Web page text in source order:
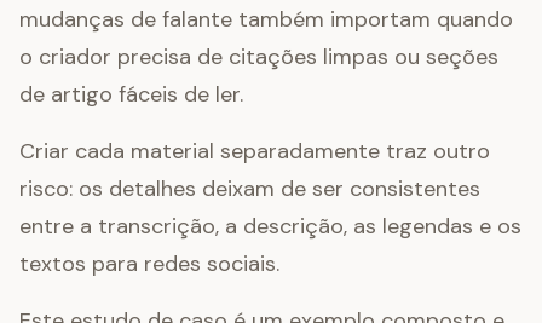
mudanças de falante também importam quando
o criador precisa de citações limpas ou seções
de artigo fáceis de ler.
Criar cada material separadamente traz outro
risco: os detalhes deixam de ser consistentes
entre a transcrição, a descrição, as legendas e os
textos para redes sociais.